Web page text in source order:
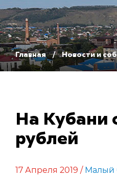
Главная Новости и
На Кубани
рублей
17 Апреля 2019 / Малый